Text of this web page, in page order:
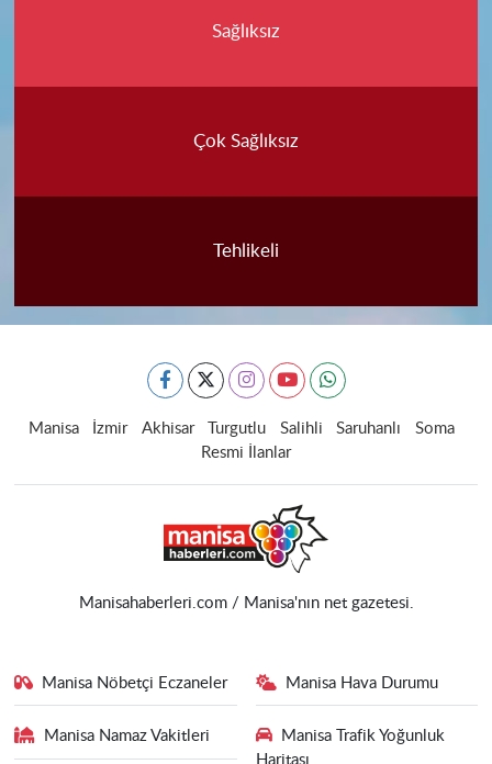
Sağlıksız
Çok Sağlıksız
Tehlikeli
Manisa İzmir Akhisar Turgutlu Salihli Saruhanlı
Soma
Resmi İlanlar
Manisahaberleri.com / Manisa'nın net gazetesi.
Manisa Nöbetçi Eczaneler Manisa Hava Durumu
Manisa Namaz Vakitleri
Manisa Trafik Yoğunluk
Haritası